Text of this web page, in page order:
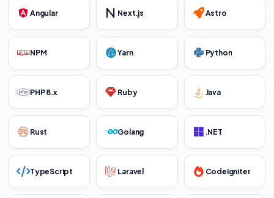
Angular Next.js Astro
NPM Yarn Python
PHP 8.x Ruby Java
Rust Golang .NET
TypeScript Laravel CodeIgniter